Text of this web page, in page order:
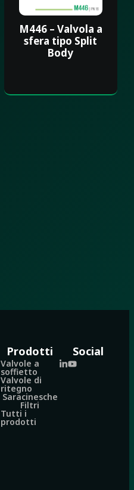
M446 – Valvola a
sfera tipo Split
Body
Prodotti
Valvole a
soffietto
Valvole di
ritegno
Saracinesche
Filtri
Tutti i
prodotti
Social